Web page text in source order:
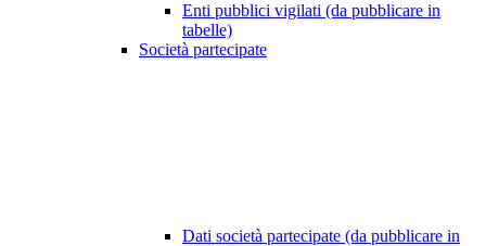
Enti pubblici vigilati (da pubblicare in
tabelle)
Società partecipate
Dati società partecipate (da pubblicare in